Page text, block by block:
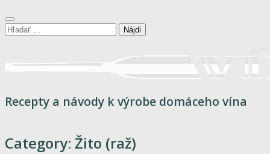
Hľadať:
Recepty a návody k výrobe domáceho vína
Category: Žito (raž)